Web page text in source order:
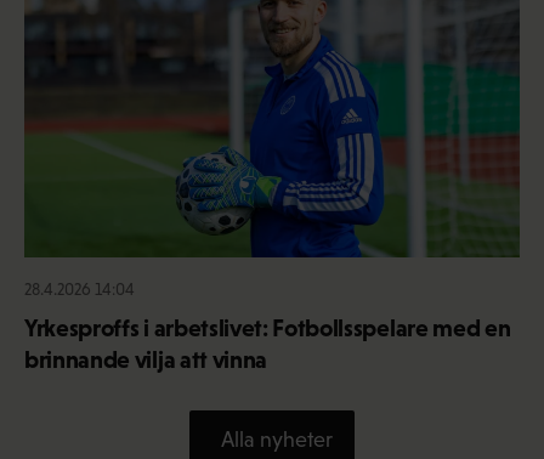
28.4.2026 14:04
Yrkesproffs i arbetslivet: Fotbollsspelare med en
brinnande vilja att vinna
Alla nyheter